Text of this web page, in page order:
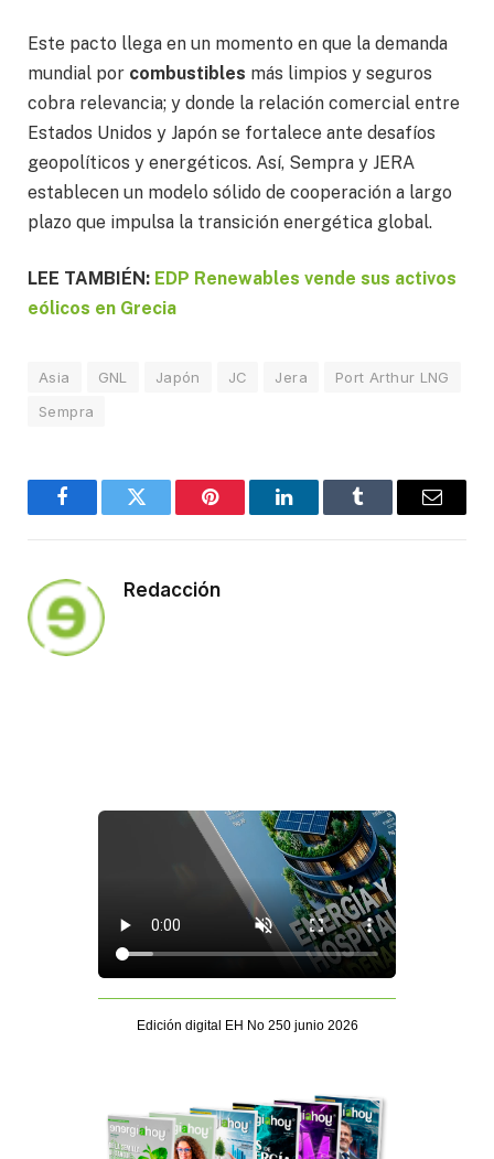
Este pacto llega en un momento en que la demanda
mundial por combustibles más limpios y seguros
cobra relevancia; y donde la relación comercial entre
Estados Unidos y Japón se fortalece ante desafíos
geopolíticos y energéticos. Así, Sempra y JERA
establecen un modelo sólido de cooperación a largo
plazo que impulsa la transición energética global.
LEE TAMBIÉN: EDP Renewables vende sus activos
eólicos en Grecia
Asia GNL Japón JC Jera
Port Arthur LNG
Sempra
FacebookTwitter Pinterest LinkedInTumblr Email
Redacción
Edición digital EH No 250 junio 2026